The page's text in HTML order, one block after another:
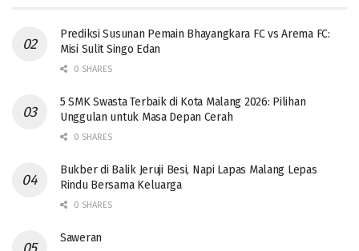
Prediksi Susunan Pemain Bhayangkara FC vs Arema FC:
Misi Sulit Singo Edan
0 SHARES
5 SMK Swasta Terbaik di Kota Malang 2026: Pilihan
Unggulan untuk Masa Depan Cerah
0 SHARES
Bukber di Balik Jeruji Besi, Napi Lapas Malang Lepas
Rindu Bersama Keluarga
0 SHARES
Saweran